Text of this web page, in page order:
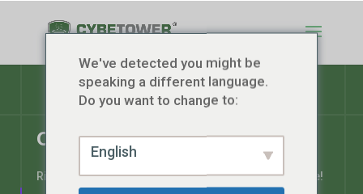
CYBETOWER®Sentinel
Ricevi un messaggio se un Hacker entra nella tua rete!
We've detected you might be
speaking a different language.
Do you want to change to:
English